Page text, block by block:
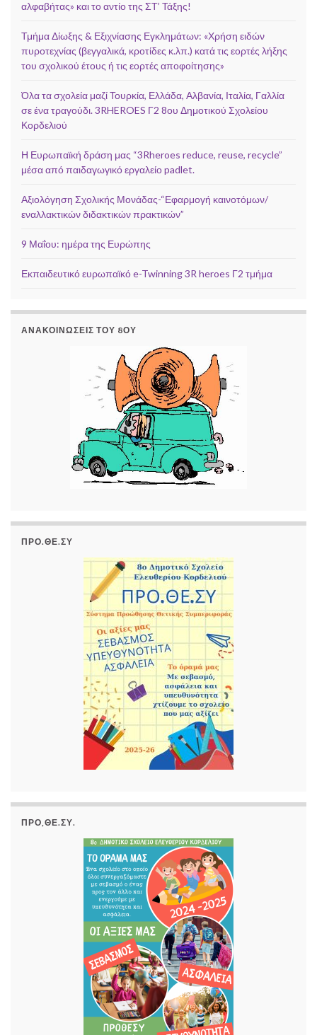
αλφαβήτας» και το αντίο της ΣΤ’ Τάξης!
Τμήμα Δίωξης & Εξιχνίασης Εγκλημάτων: «Χρήση ειδών
πυροτεχνίας (βεγγαλικά, κροτίδες κ.λπ.) κατά τις εορτές λήξης
του σχολικού έτους ή τις εορτές αποφοίτησης»
Όλα τα σχολεία μαζί Τουρκία, Ελλάδα, Αλβανία, Ιταλία, Γαλλία
σε ένα τραγούδι. 3RHEROES Γ2 8ου Δημοτικού Σχολείου
Κορδελιού
Η Ευρωπαϊκή δράση μας “3Rheroes reduce, reuse, recycle”
μέσα από παιδαγωγικό εργαλείο padlet.
Αξιολόγηση Σχολικής Μονάδας-“Εφαρμογή καινοτόμων/
εναλλακτικών διδακτικών πρακτικών”
9 Μαΐου: ημέρα της Ευρώπης
Εκπαιδευτικό ευρωπαϊκό e-Twinning 3R heroes Γ2 τμήμα
ΑΝΑΚΟΙΝΏΣΕΙΣ ΤΟΥ 8ΟΥ
ΠΡΟ.ΘΕ.ΣΥ
ΠΡΟ,ΘΕ.ΣΥ.